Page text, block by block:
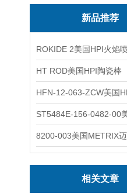
新品推荐
ROKIDE 2美国HPI火焰
HT ROD美国HPI陶瓷棒
8200-003美国METRIX
相关文章